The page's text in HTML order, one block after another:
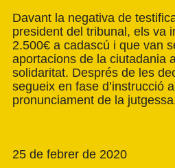
Davant la negativa de
president del tribunal, els va
2.500€ a cadascú i que van
aportacions de la ciutadania
solidaritat. Després de les
segueix en fase d’instrucció a
pronunciament de la
25 de febrer de 2020